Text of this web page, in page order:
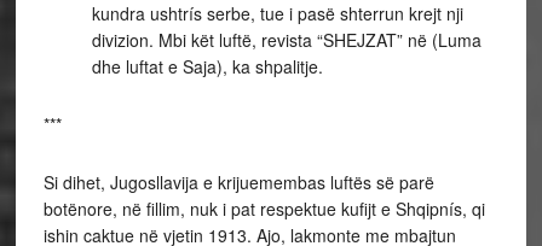
kundra ushtrís serbe, tue i pasë shterrun krejt nji
divizion. Mbi kët luftë, revista “SHEJZAT” në (Luma
dhe luftat e Saja), ka shpalitje.
***
Si dihet, Jugosllavija e krijuemembas luftës së parë
botënore, në fillim, nuk i pat respektue kufijt e Shqipnís, qi
ishin caktue në vjetin 1913. Ajo, lakmonte me mbajtun